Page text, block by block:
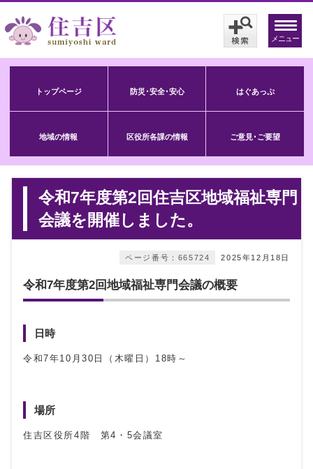
メニュー
トップページ 防災･安全･安心 はぐあっぷ
地域の情報 区役所各課の情報 ご意見･ご要望
令和7年度第2回住吉区地域福祉専門
会議を開催しました。
2025年12月18日
ページ番号：665724
令和7年度第2回地域福祉専門会議の概要
日時
令和7年10月30日（木曜日）18時～
場所
住吉区役所4階 第4・5会議室